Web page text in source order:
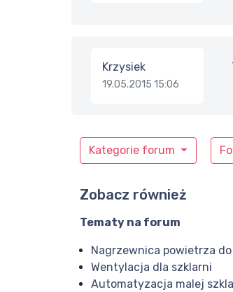
Krzysiek
19.05.2015 15:06
Kategorie forum
Zobacz również
Tematy na forum
Nagrzewnica powietrza
Wentylacja dla szklarni
Automatyzacja malej